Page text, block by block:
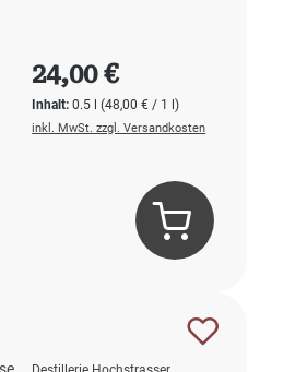
Inhalt:0.5 l(48,00 € / 1 l)
Regulärer Preis:
24,00 €
inkl. MwSt. zzgl. Versandkosten